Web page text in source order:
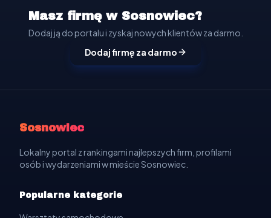
Masz firmę w Sosnowiec?
Dodaj ją do portalu i zyskaj nowych klientów za darmo.
Dodaj firmę za darmo
Sosnowiec
Lokalny portal z rankingami najlepszych firm, profilami
osób i wydarzeniami w mieście Sosnowiec.
Popularne kategorie